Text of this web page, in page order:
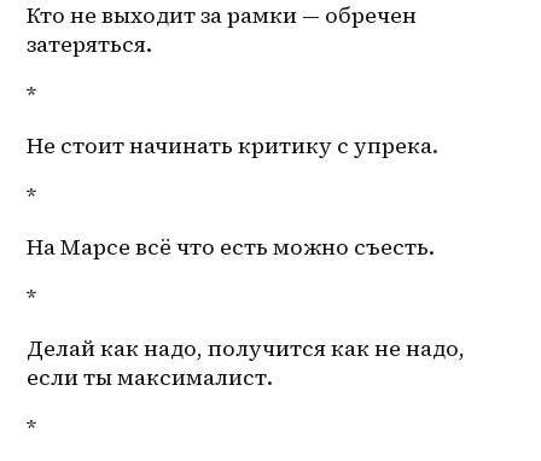
Кто не выходит за рамки — обречен
затеряться.
*
Не стоит начинать критику с упрека.
*
На Марсе всё что есть можно съесть.
*
Делай как надо, получится как не надо,
если ты максималист.
*